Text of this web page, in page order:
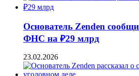
Основатель Zenden
ФНС на ₽29 млрд
23.02.2026